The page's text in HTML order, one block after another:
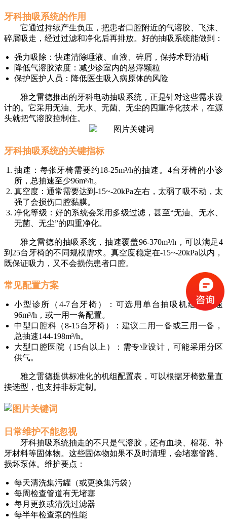
牙科抽吸系统的作用
它通过持续产生负压，把患者口腔附近的气溶胶、飞沫、
碎屑吸走，经过过滤和净化后再排放。好的抽吸系统能做到：
强力吸除：快速清除唾液、血液、碎屑，保持术野清晰
降低气溶胶浓度：减少诊室内的悬浮颗粒
保护医护人员：降低医生吸入病原体的风险
雅之雷德推出的牙科电动抽吸系统，正是针对这些需求设
计的。它采用无油、无水、无菌、无尘的四重净化技术，在源
头就把气溶胶控制住。
牙科抽吸系统的关键指标
抽速：每张牙椅需要约18-25m³/h的抽速。4台牙椅的小诊
所，总抽速至少96m³/h。
真空度：通常需要达到-15~-20kPa左右，太弱了吸不动，太
强了会损伤口腔黏膜。
净化等级：好的系统会采用多级过滤，甚至“无油、无水、
无菌、无尘”的四重净化。
雅之雷德的抽吸系统，抽速覆盖96-370m³/h，可以满足4
到25台牙椅的不同规模需求。真空度稳定在-15~-20kPa以内，
既保证吸力，又不会损伤患者口腔。
常见配置方案
小型诊所（4-7台牙椅）：可选用单台抽吸机组，抽速
96m³/h，或一用一备配置。
中型口腔科（8-15台牙椅）：建议二用一备或三用一备，
总抽速144-198m³/h。
大型口腔医院（15台以上）：需专业设计，可能采用分区
供气。
雅之雷德提供标准化的机组配置表，可以根据牙椅数量直
接选型，也支持非标定制。
日常维护不能忽视
牙科抽吸系统抽走的不只是气溶胶，还有血块、棉花、补
牙材料等固体物。这些固体物如果不及时清理，会堵塞管路、
损坏泵体。维护要点：
每天清洗集污罐（或更换集污袋）
每周检查管道有无堵塞
每月更换或清洗过滤器
每半年检查泵的性能